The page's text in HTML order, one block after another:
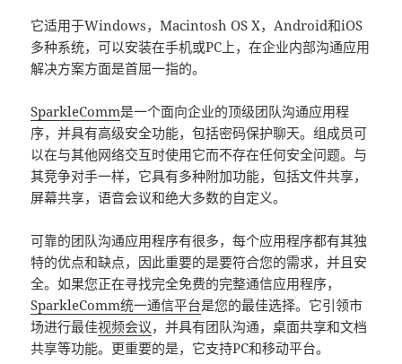
它适用于Windows，Macintosh OS X，Android和iOS
多种系统，可以安装在手机或PC上，在企业内部沟通应用
解决方案方面是首屈一指的。
SparkleComm是一个面向企业的顶级团队沟通应用程
序，并具有高级安全功能，包括密码保护聊天。组成员可
以在与其他网络交互时使用它而不存在任何安全问题。与
其竞争对手一样，它具有多种附加功能，包括文件共享，
屏幕共享，语音会议和绝大多数的自定义。
可靠的团队沟通应用程序有很多，每个应用程序都有其独
特的优点和缺点，因此重要的是要符合您的需求，并且安
全。如果您正在寻找完全免费的完整通信应用程序，
SparkleComm统一通信平台是您的最佳选择。它引领市
场进行最佳视频会议，并具有团队沟通，桌面共享和文档
共享等功能。更重要的是，它支持PC和移动平台。